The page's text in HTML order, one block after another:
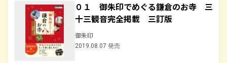
０１ 御朱印でめぐる鎌倉のお寺 三
十三観音完全掲載 三訂版
御朱印
2019.08.07 発売